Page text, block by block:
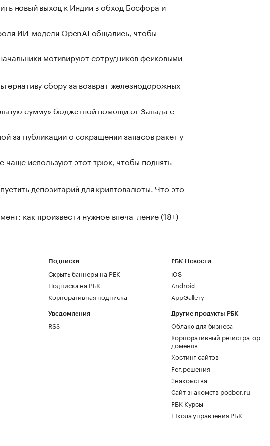
новый выход к Индии в обход Босфора и
ИИ-модели OpenAI общались, чтобы
мотивируют сотрудников фейковыми
сбору за возврат железнодорожных
сумму» бюджетной помощи от Запада с
за публикации о сокращении запасов ракет у
чаще используют этот трюк, чтобы поднять
депозитарий для криптовалюты. Что это
как произвести нужное впечатление (18+)
Подписки
Скрыть баннеры на РБК
Подписка на РБК
Корпоративная подписка
Уведомления
RSS
РБК Новости
iOS
Android
AppGallery
Другие продукты РБК
Облако для бизнеса
Корпоративный регистратор
доменов
Хостинг сайтов
Рег.решения
Знакомства
Сайт знакомств podbor.ru
РБК Курсы
Школа управления РБК